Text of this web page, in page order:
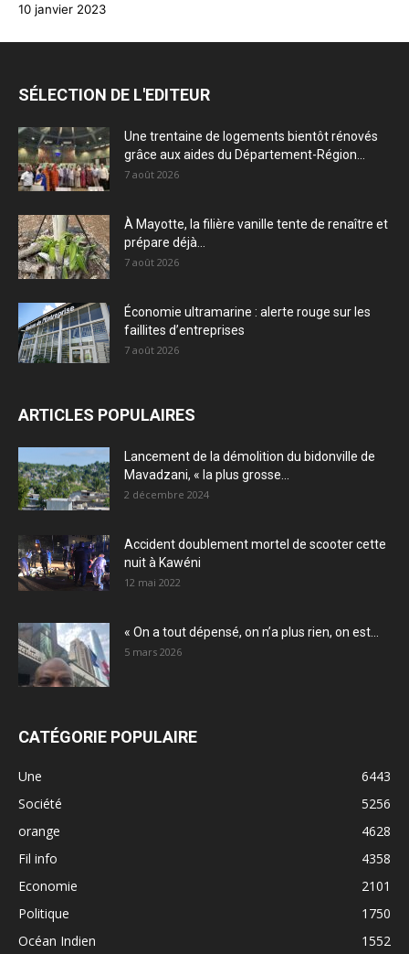
10 janvier 2023
SÉLECTION DE L'EDITEUR
Une trentaine de logements bientôt rénovés
grâce aux aides du Département-Région...
7 août 2026
À Mayotte, la filière vanille tente de renaître et
prépare déjà...
7 août 2026
Économie ultramarine : alerte rouge sur les
faillites d’entreprises
7 août 2026
ARTICLES POPULAIRES
Lancement de la démolition du bidonville de
Mavadzani, « la plus grosse...
2 décembre 2024
Accident doublement mortel de scooter cette
nuit à Kawéni
12 mai 2022
« On a tout dépensé, on n’a plus rien, on est...
5 mars 2026
CATÉGORIE POPULAIRE
Une
6443
Société
5256
orange
4628
Fil info
4358
Economie
2101
Politique
1750
Océan Indien
1552